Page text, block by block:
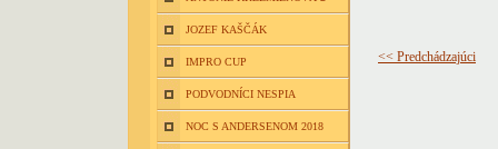
JOZEF KAŠČÁK
IMPRO CUP
PODVODNÍCI NESPIA
NOC S ANDERSENOM 2018
<< Predchádzajúci